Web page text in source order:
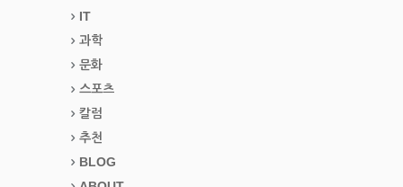
IT
과학
문화
스포츠
칼럼
추천
BLOG